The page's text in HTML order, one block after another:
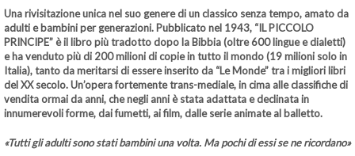
Una rivisitazione unica nel suo genere di un classico senza tempo, amato da
adulti e bambini per generazioni. Pubblicato nel 1943, “IL PICCOLO
PRINCIPE” è il libro più tradotto dopo la Bibbia (oltre 600 lingue e dialetti)
e ha venduto più di 200 milioni di copie in tutto il mondo (19 milioni solo in
Italia), tanto da meritarsi di essere inserito da “Le Monde” tra i migliori libri
del XX secolo. Un’opera fortemente trans-mediale, in cima alle classifiche di
vendita ormai da anni, che negli anni è stata adattata e declinata in
innumerevoli forme, dai fumetti, ai film, dalle serie animate al balletto.
«Tutti gli adulti sono stati bambini una volta. Ma pochi di essi se ne ricordano»